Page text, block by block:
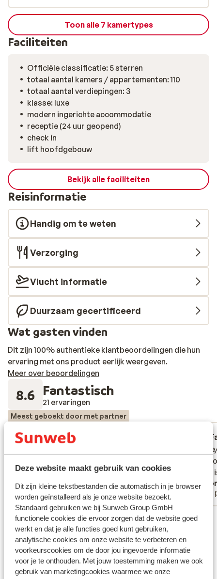
Deze website maakt gebruik van cookies
Dit zijn kleine tekstbestanden die automatisch in je browser
worden geïnstalleerd als je onze website bezoekt.
Standaard gebruiken we bij Sunweb Group GmbH
functionele cookies die ervoor zorgen dat de website goed
werkt en dat je alle functies goed kunt gebruiken,
analytische cookies om onze website te verbeteren en
voorkeurscookies om de door jou ingevoerde informatie
voor je te onthouden. Met jouw toestemming maken we ook
gebruik van marketingcookies waarmee we onze
Toon alle 7 kamertypes
Faciliteiten
Officiële classificatie: 5 sterren
totaal aantal kamers / appartementen: 110
totaal aantal verdiepingen: 3
klasse: luxe
modern ingerichte accommodatie
receptie (24 uur geopend)
check in
lift hoofdgebouw
Bekijk alle faciliteiten
Reisinformatie
Handig om te weten
Verzorging
Vlucht informatie
Duurzaam gecertificeerd
Wat gasten vinden
Dit zijn 100% authentieke klantbeoordelingen die hun
ervaring met ons product eerlijk weergeven.
Meer over beoordelingen
8.6 Fantastisch
21 ervaringen
Meest geboekt door met partner
8.7 Fantastisch
Vertalen naar het Nederlands (BE)
Anoniem
Met partner
stad
Lopen
stad
Lopen
Bekijk alle 21 ervaringen
Ligging